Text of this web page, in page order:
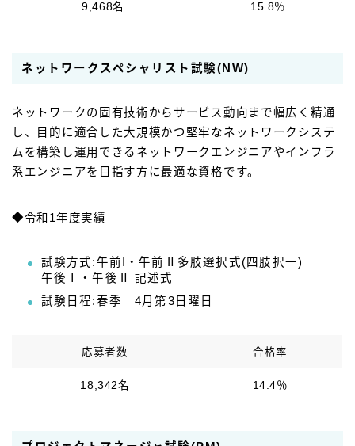
9,468名 15.8％
ネットワークスペシャリスト試験(NW)
ネットワークの固有技術からサービス動向まで幅広く精通
し、目的に適合した大規模かつ堅牢なネットワークシステ
ムを構築し運用できるネットワークエンジニアやインフラ
系エンジニアを目指す方に最適な資格です。
◆令和1年度実績
試験方式:午前I・午前Ⅱ多肢選択式(四肢択一)
午後Ⅰ・午後Ⅱ 記述式
試験日程:春季 4月第3日曜日
応募者数 合格率
18,342名 14.4％